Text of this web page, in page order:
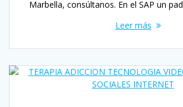
Marbella, consúltanos. En el SAP un
Leer más